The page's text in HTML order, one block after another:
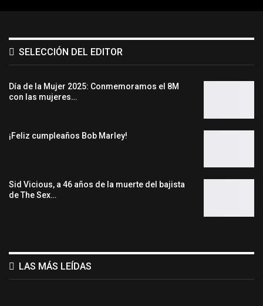
SELECCIÓN DEL EDITOR
Día de la Mujer 2025: Conmemoramos el 8M
con las mujeres…
¡Feliz cumpleaños Bob Marley!
Sid Vicious, a 46 años de la muerte del bajista
de The Sex…
LAS MÁS LEÍDAS